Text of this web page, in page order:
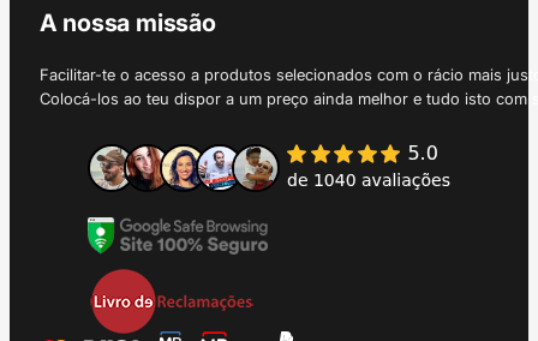
A nossa missão
Facilitar-te o acesso a produtos selecionados com o rácio mais
Colocá-los ao teu dispor a um preço ainda melhor e tudo isto